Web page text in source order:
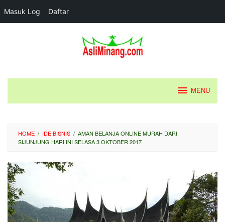
Masuk Log Daftar
MENU
HOME / IDE BISNIS / AMAN BELANJA ONLINE MURAH DARI
SIJUNJUNG HARI INI SELASA 3 OKTOBER 2017